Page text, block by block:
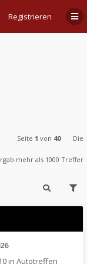
Registrieren
Seite 1 von 40 Die
mehr als 1000 Treffer
in Autotreffen